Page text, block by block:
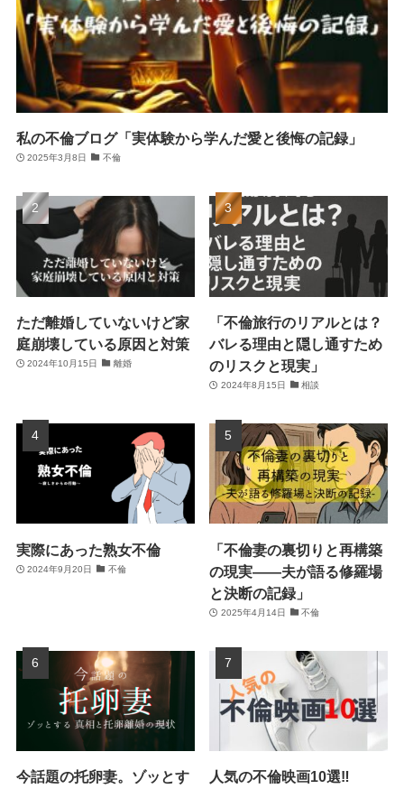
私の不倫ブログ「実体験から学んだ愛と後悔の記録」
2025年3月8日 不倫
ただ離婚していないけど家
庭崩壊している原因と対策
2024年10月15日 離婚
「不倫旅行のリアルとは？
バレる理由と隠し通すため
のリスクと現実」
2024年8月15日 相談
実際にあった熟女不倫
2024年9月20日 不倫
「不倫妻の裏切りと再構築
の現実――夫が語る修羅場
と決断の記録」
2025年4月14日 不倫
今話題の托卵妻。ゾッとす
人気の不倫映画10選‼